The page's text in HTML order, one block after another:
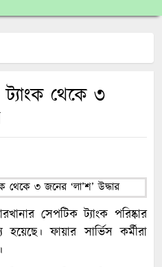
থেকে ৩
সেপটিক ট্যাংক পরিষ্কার
ফায়ার সার্ভিস কর্মীরা